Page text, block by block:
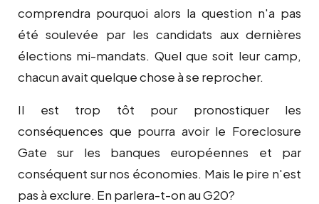
comprendra pourquoi alors la question n'a pas
été soulevée par les candidats aux dernières
élections mi-mandats. Quel que soit leur camp,
chacun avait quelque chose à se reprocher.
Il est trop tôt pour pronostiquer les
conséquences que pourra avoir le Foreclosure
Gate sur les banques européennes et par
conséquent sur nos économies. Mais le pire n'est
pas à exclure. En parlera-t-on au G20?